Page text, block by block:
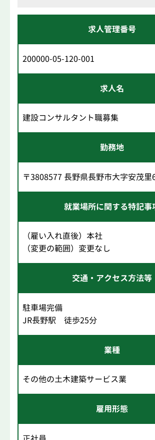
求人管理番号
200000-05-120-001
求人名
建設コンサルタント職募集
勤務地
〒3808577 長野県長野市大字安茂里
就業場所に関する特記事
（雇い入れ直後）本社
（変更の範囲）変更なし
交通・アクセス方法等
駐車場完備
JR長野駅 徒歩25分
業種
その他の土木建築サービス業
雇用形態